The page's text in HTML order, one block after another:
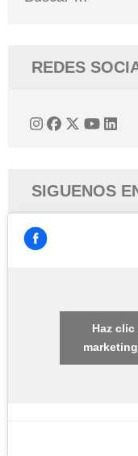
REDES
SIGUENOS
Haz